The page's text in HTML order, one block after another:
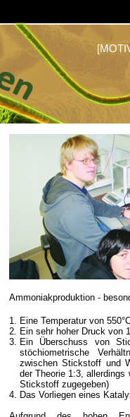
Ammoniakproduktion -
1. Eine Temperatur von
2. Ein sehr hoher Druck von
3. Ein Überschuss von
stöchiometrische
zwischen Stickstoff und
der Theorie 1:3, allerdings
Stickstoff zugegeben)
4. Das Vorliegen eines